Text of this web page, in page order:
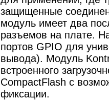
защищенные
модуль имеет два
разъемов на плате.
портов GPIO для
вывода). Модуль
встроенного
CompactFlash с
фиксации.